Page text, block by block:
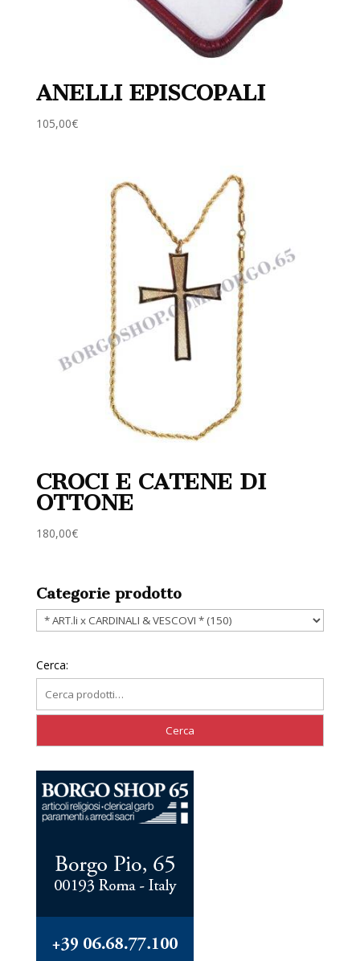
ANELLI EPISCOPALI
105,00€
CROCI E CATENE DI
OTTONE
180,00€
Categorie prodotto
Cerca: